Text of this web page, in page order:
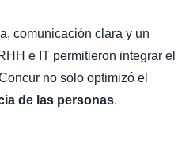
comunicación clara y un
e IT permitieron integrar el
no solo optimizó el
de las personas.